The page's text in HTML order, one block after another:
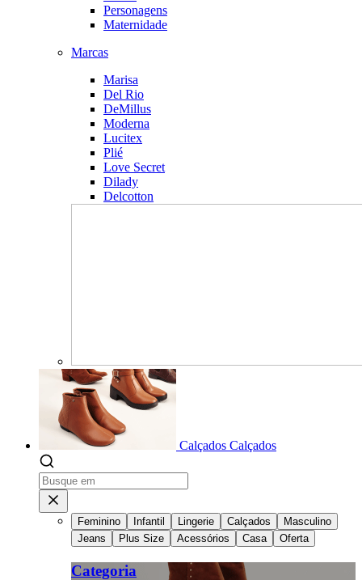
Personagens
Maternidade
Marcas
Marisa
Del Rio
DeMillus
Moderna
Lucitex
Plié
Love Secret
Dilady
Delcotton
Calçados Calçados
Feminino Infantil Lingerie Calçados
Masculino
Jeans
Plus Size Acessórios Casa Oferta
Categoria